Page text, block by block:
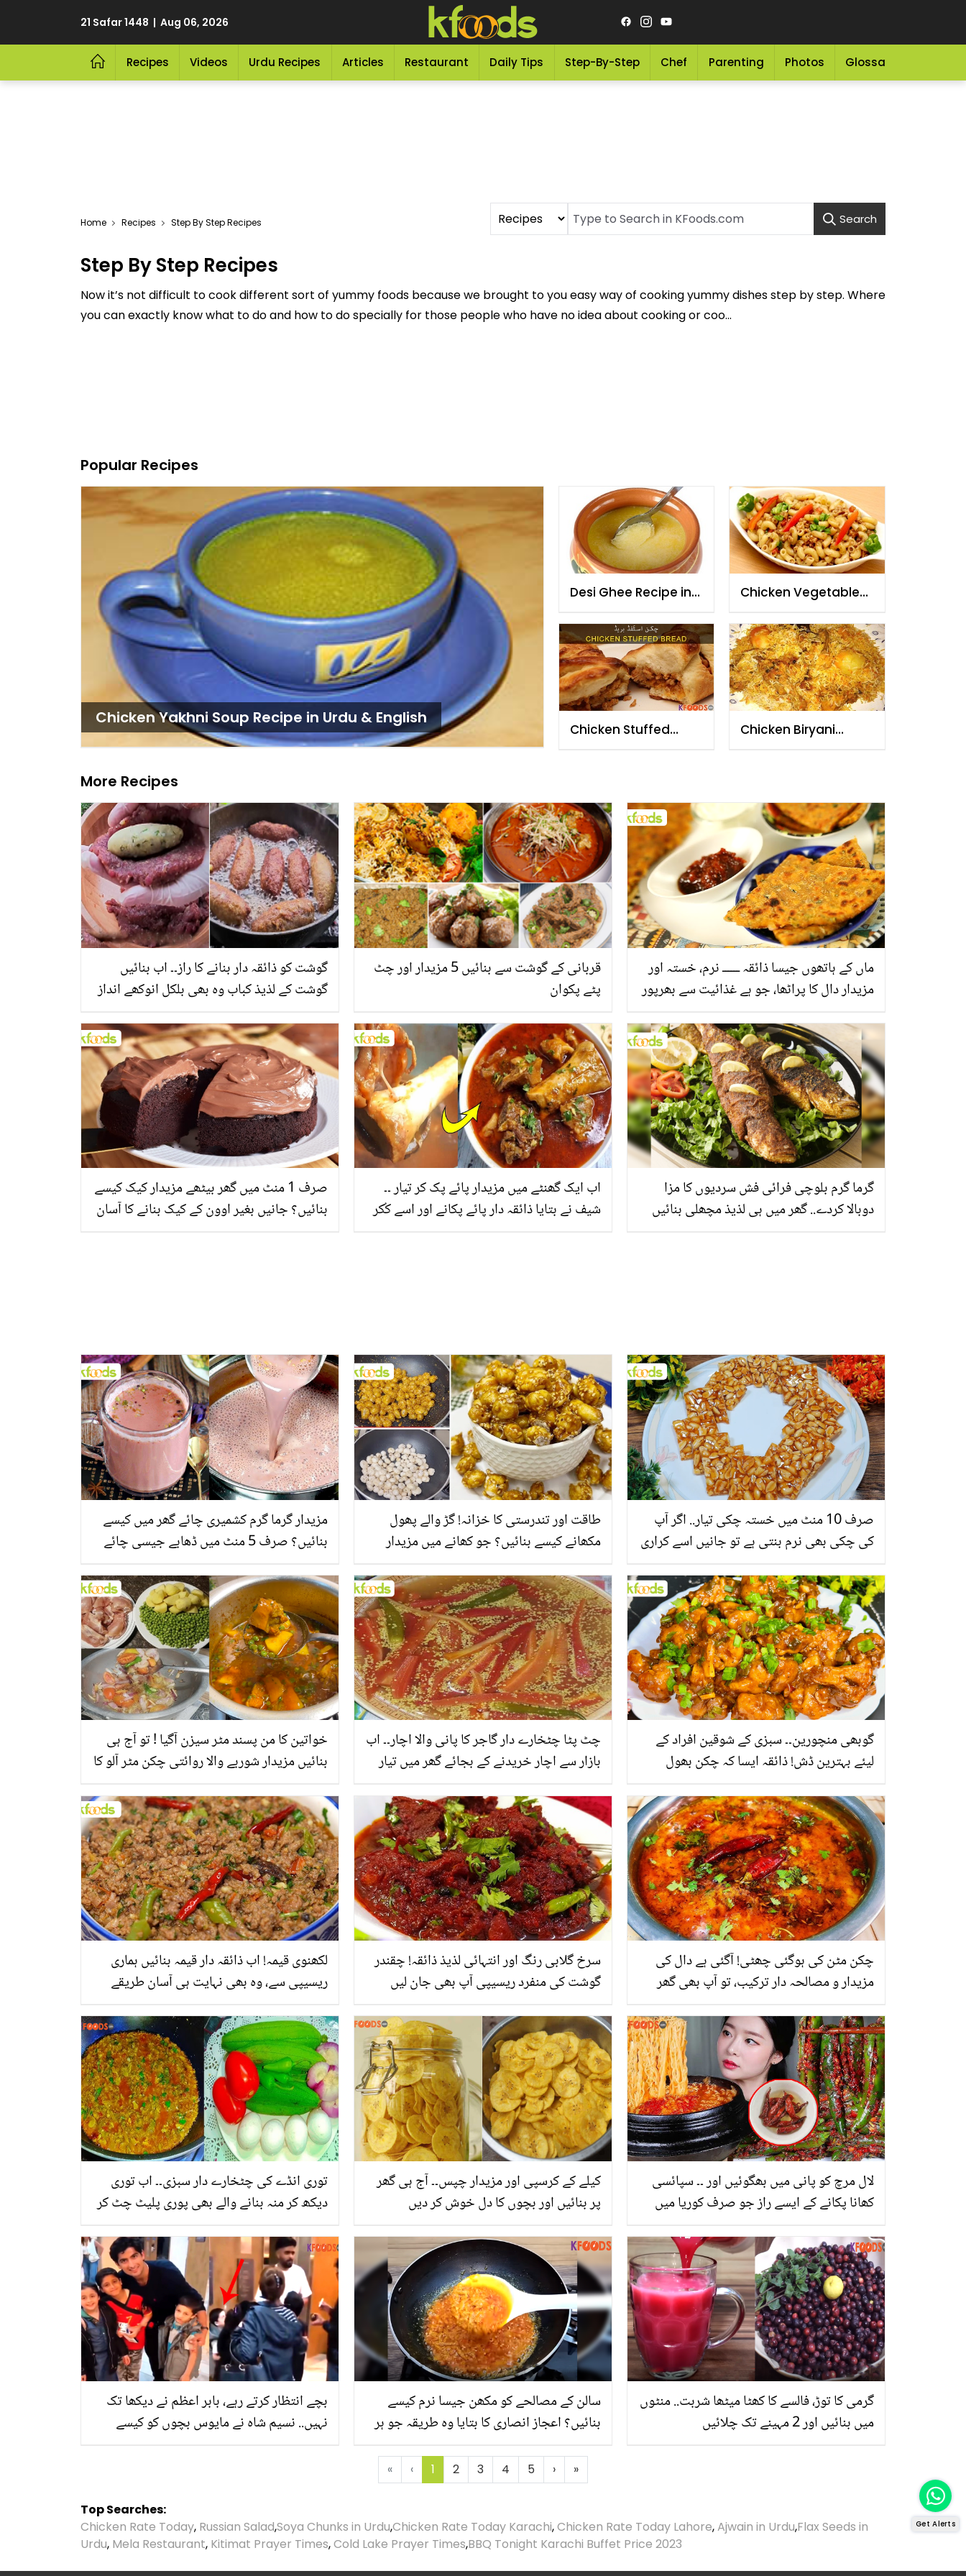
21 Safar 1448 | Aug 06, 2026
Recipes Videos Urdu Recipes Articles Restaurant Daily Tips Step-By-Step Chef Parenting Photos Glossary
Home Recipes Step By Step Recipes Search
Step By Step Recipes
Now it’s not difficult to cook different sort of yummy foods because we brought to you easy way of cooking yummy dishes step by step. Where
you can exactly know what to do and how to do specially for those people who have no idea about cooking or coo...
Popular Recipes
Chicken Yakhni Soup Recipe in Urdu & English
Desi Ghee Recipe in
Chicken Vegetable
Chicken Stuffed
Chicken Biryani
More Recipes
گوشت کو ذائقہ دار بنانے کا راز۔۔ اب بنائیں
گوشت کے لذیذ کباب وہ بھی بلکل انوکھے انداز
قربانی کے گوشت سے بنائیں 5 مزیدار اور چٹ
پٹے پکوان
ماں کے ہاتھوں جیسا ذائقہ ــــــ نرم، خستہ اور
مزیدار دال کا پراٹھا، جو ہے غذائیت سے بھرپور
صرف 1 منٹ میں گھر بیٹھے مزیدار کیک کیسے
بنائیں؟ جانیں بغیر اوون کے کیک بنانے کا آسان
اب ایک گھنٹے میں مزیدار پائے پک کر تیار ۔۔
شیف نے بتایا ذائقہ دار پائے پکانے اور اسے کُکر
گرما گرم بلوچی فرائی فش سردیوں کا مزا
دوبالا کردے.. گھر میں ہی لذیذ مچھلی بنائیں
مزیدار گرما گرم کشمیری چائے گھر میں کیسے
بنائیں؟ صرف 5 منٹ میں ڈھابے جیسی چائے
طاقت اور تندرستی کا خزانہ! گڑ والے پھول
مکھانے کیسے بنائیں؟ جو کھانے میں مزیدار
صرف 10 منٹ میں خستہ چکی تیار.. اگر آپ
کی چکی بھی نرم بنتی ہے تو جانیں اسے کراری
خواتین کا من پسند مٹر سیزن آگیا ! تو آج ہی
بنائیں مزیدار شوربے والا روائتی چکن مٹر آلو کا
چٹ پٹا چٹخارے دار گاجر کا پانی والا اچار۔۔ اب
بازار سے اچار خریدنے کے بجائے گھر میں تیار
نہایت ہی آسان
گوبھی منچورین۔۔ سبزی کے شوقین افراد کے
لیئے بہترین ڈش! ذائقہ ایسا کہ چکن بھول
لکھنوی قیمہ! اب ذائقہ دار قیمہ بنائیں ہماری
ریسیپی سے، وہ بھی نہایت ہی آسان طریقے
سرخ گلابی رنگ اور انتہائی لذیذ ذائقہ! چقندر
گوشت کی منفرد ریسیپی آپ بھی جان لیں
چکن مٹن کی ہوگئی چھٹی! آگئی ہے دال کی
مزیدار و مصالحہ دار ترکیب، تو آپ بھی گھر
توری انڈے کی چٹخارے دار سبزی۔۔ اب توری
دیکھ کر منہ بنانے والے بھی پوری پلیٹ چٹ کر
کیلے کے کرسپی اور مزیدار چپس۔۔ آج ہی گھر
پر بنائیں اور بچوں کا دل خوش کر دیں
لال مرچ کو پانی میں بھگوئیں اور ۔۔ سپائسی
کھانا پکانے کے ایسے راز جو صرف کوریا میں
بچے انتظار کرتے رہے، بابر اعظم نے دیکھا تک
نہیں.. نسیم شاہ نے مایوس بچوں کو کیسے
سالن کے مصالحے کو مکھن جیسا نرم کیسے
بنائیں؟ اعجاز انصاری کا بتایا وہ طریقہ جو ہر
گرمی کا توڑ، فالسے کا کھٹا میٹھا شربت.. منٹوں
میں بنائیں اور 2 مہینے تک چلائیں
« ‹ 1 2 3 4 5 › »
Top Searches:
Chicken Rate Today, Russian Salad,Soya Chunks in Urdu,Chicken Rate Today Karachi,Chicken Rate Today Lahore,Ajwain in Urdu,Flax Seeds in
Urdu, Mela Restaurant, Kitimat Prayer Times,Cold Lake Prayer Times,BBQ Tonight Karachi Buffet Price 2023
Get Alerts